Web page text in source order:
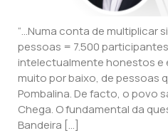
“…Numa conta de multiplicar
pessoas = 7.500
intelectualmente honestos e
muito por baixo, de pessoas
Pombalina. De facto, o povo
Chega. O fundamental da
Bandeira […]